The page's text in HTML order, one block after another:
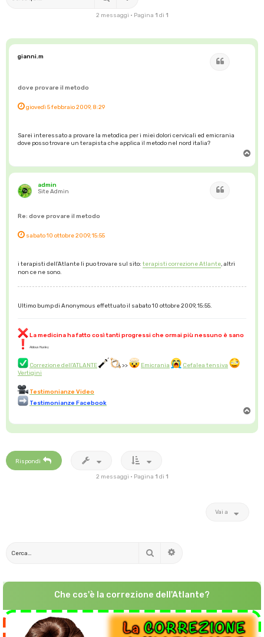
2 messaggi • Pagina 1 di 1
gianni.m
dove provare il metodo
giovedì 5 febbraio 2009, 8:29
Sarei interessato a provare la metodica per i miei dolori cervicali ed emicrania
dove posso trovare un terapista che applica il metodo nel nord italia?
p
admin
Site Admin
Re: dove provare il metodo
sabato 10 ottobre 2009, 15:55
i terapisti dell'Atlante li puo trovare sul sito: terapisti correzione Atlante , altri
non ce ne sono.
Ultimo bump di Anonymous effettuato il sabato 10 ottobre 2009, 15:55.
La medicina ha fatto così tanti progressi che ormai più nessuno è sano
Aldous Huxley
Correzione dell'ATLANTE >> Emicrania
Cefalea tensiva
Vertigini
Testimonianze Video
Testimonianze Facebook
p
Rispondi
2 messaggi • Pagina 1 di 1
Vai a
Cerca
Che cos'è la correzione dell'Atlante?